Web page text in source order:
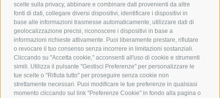
scelte sulla privacy, abbinare e combinare dati provenienti da altre
fonti di dati, collegare diversi dispositivi, identificare i dispositivi in
base alle informazioni trasmesse automaticamente, utilizzare dati di
geolocalizzazione precisi, riconoscere i dispositivi in base a
informazioni richieste attivamente. Puoi liberamente prestare, rifiutare
o revocare il tuo consenso senza incorrere in limitazioni sostanziali.
Cliccando su "Accetta cookie," acconsenti all'uso di cookie e strumenti
simili. Utilizza il pulsante "Gestisci Preferenze" per personalizzare le
tue scelte o "Rifiuta tutto" per proseguire senza cookie non
strettamente necessari. Puoi modificare le tue preferenze in qualsiasi
momento cliccando sul link "Preferenze Cookie" in fondo alla pagina o
CHI SIAMO
MARCHI TRATTATI
CONDOMINI
Bonifico
Bancario